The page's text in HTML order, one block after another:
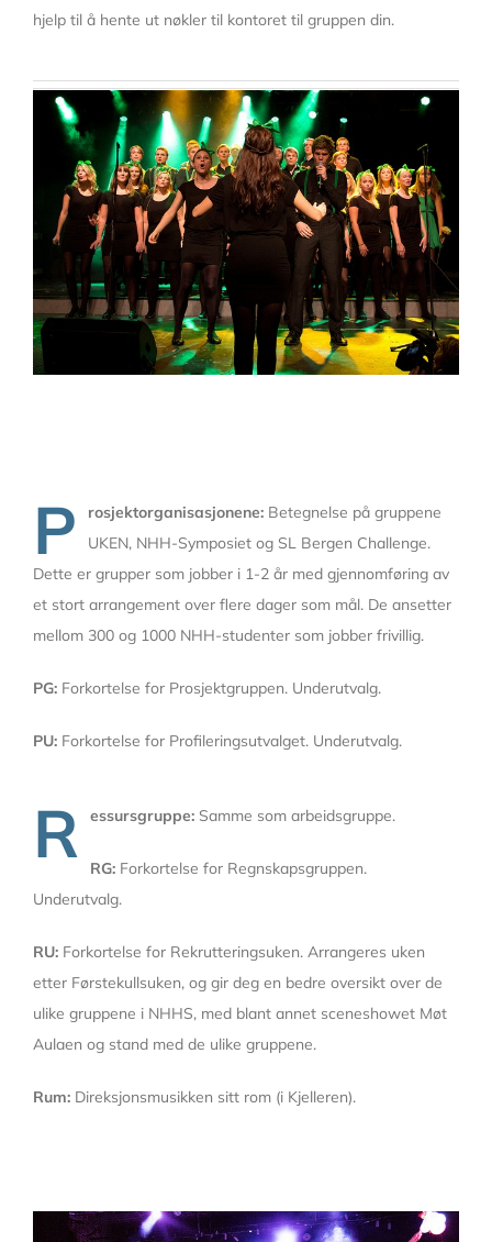
hjelp til å hente ut nøkler til kontoret til gruppen din.
P rosjektorganisasjonene: Betegnelse på gruppene
UKEN, NHH-Symposiet og SL Bergen Challenge.
Dette er grupper som jobber i 1-2 år med gjennomføring av
et stort arrangement over flere dager som mål. De ansetter
mellom 300 og 1000 NHH-studenter som jobber frivillig.
PG: Forkortelse for Prosjektgruppen. Underutvalg.
PU: Forkortelse for Profileringsutvalget. Underutvalg.
R essursgruppe: Samme som arbeidsgruppe.
RG: Forkortelse for Regnskapsgruppen.
Underutvalg.
RU: Forkortelse for Rekrutteringsuken. Arrangeres uken
etter Førstekullsuken, og gir deg en bedre oversikt over de
ulike gruppene i NHHS, med blant annet sceneshowet Møt
Aulaen og stand med de ulike gruppene.
Rum: Direksjonsmusikken sitt rom (i Kjelleren).